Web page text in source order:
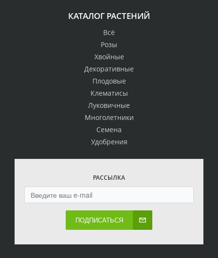
КАТАЛОГ РАСТЕНИЙ
Всё
Розы
Хвойные
Декоративные
Плодовые
Клематисы
Луковичные
Многолетники
Семена
Удобрения
РАССЫЛКА
ПОДПИСАТЬСЯ